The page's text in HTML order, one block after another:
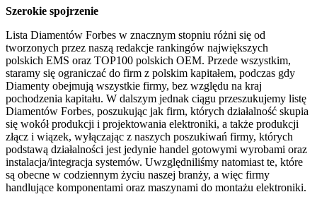
Szerokie spojrzenie
Lista Diamentów Forbes w znacznym stopniu różni się od
tworzonych przez naszą redakcje rankingów największych
polskich EMS oraz TOP100 polskich OEM. Przede wszystkim,
staramy się ograniczać do firm z polskim kapitałem, podczas gdy
Diamenty obejmują wszystkie firmy, bez względu na kraj
pochodzenia kapitału. W dalszym jednak ciągu przeszukujemy listę
Diamentów Forbes, poszukując jak firm, których działalność skupia
się wokół produkcji i projektowania elektroniki, a także produkcji
złącz i wiązek, wyłączając z naszych poszukiwań firmy, których
podstawą działalności jest jedynie handel gotowymi wyrobami oraz
instalacja/integracja systemów. Uwzględniliśmy natomiast te, które
są obecne w codziennym życiu naszej branży, a więc firmy
handlujące komponentami oraz maszynami do montażu elektroniki.